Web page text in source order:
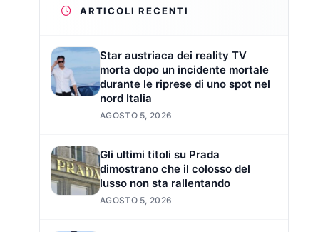
ARTICOLI RECENTI
Star austriaca dei reality TV
morta dopo un incidente mortale
durante le riprese di uno spot nel
nord Italia
AGOSTO 5, 2026
Gli ultimi titoli su Prada
dimostrano che il colosso del
lusso non sta rallentando
AGOSTO 5, 2026